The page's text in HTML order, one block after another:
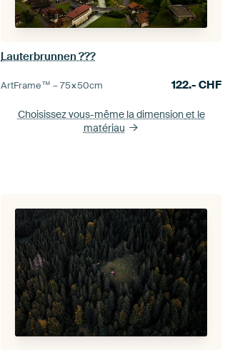
Lauterbrunnen ???
ArtFrame™ –75×50cm 122.-CHF
Choisissez vous-même la dimensionet le
matériau